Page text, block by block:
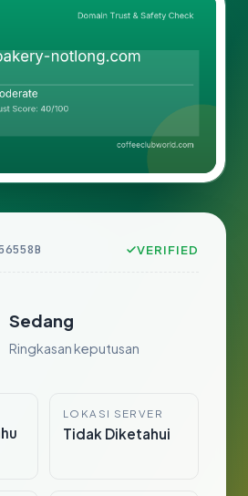
VERIFIED
Sedang
Ringkasan keputusan
LOKASI SERVER
Tidak Diketahui